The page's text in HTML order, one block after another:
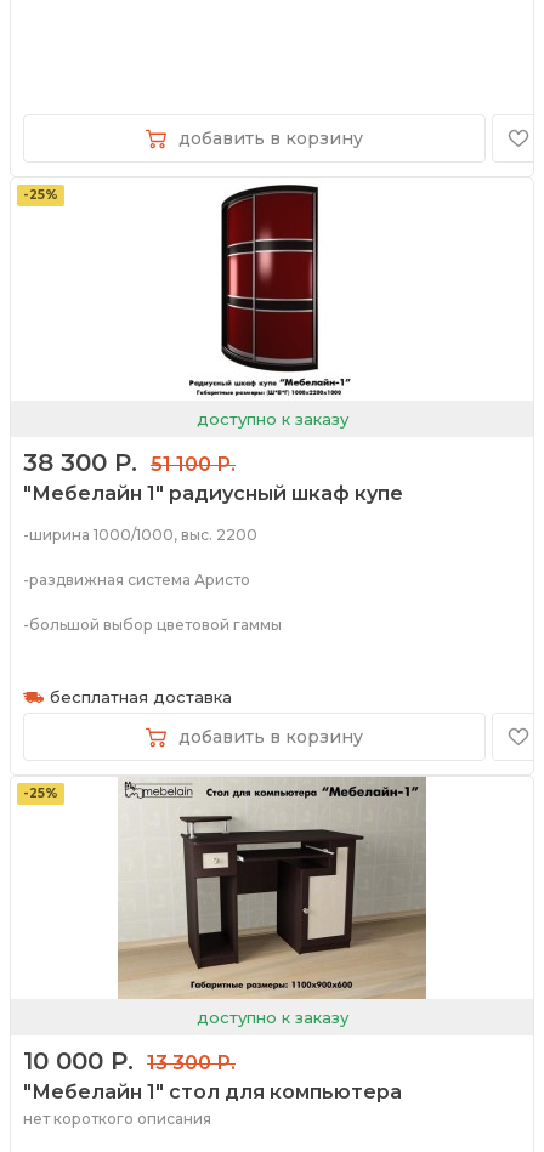
добавить в корзину
доступно к заказу
-25%
38 300 Р.
51 100 Р.
"Мебелайн 1" радиусный шкаф купе
-ширина 1000/1000, выс. 2200
-раздвижная система Аристо
-большой выбор цветовой гаммы
бесплатная доставка
добавить в корзину
доступно к заказу
-25%
10 000 Р.
13 300 Р.
"Мебелайн 1" стол для компьютера
нет короткого описания